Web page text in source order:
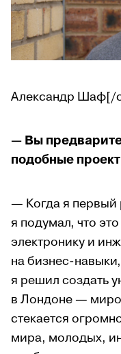
Александр Шаф[/
— Вы
подобные
— Когда я первый
я подумал, что
электронику и
на бизнес-
я решил создать
в Лондоне —
стекается
мира, молодых,